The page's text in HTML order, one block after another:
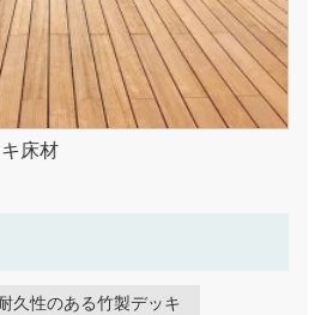
床材
久性のある竹製デッキ